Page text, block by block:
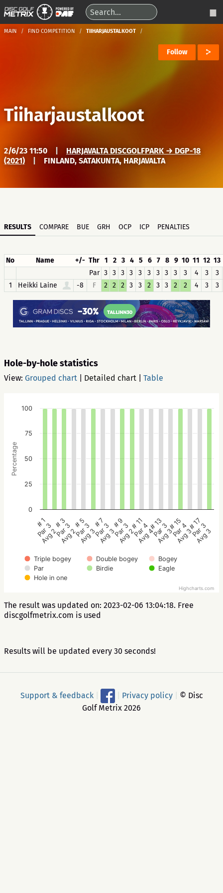
MAIN FIND COMPETITION TIIHARJAUSTALKOOT
Follow
Tiiharjaustalkoot
2/6/23 11:50
HARJAVALTA DISCGOLFPARK → DGP-18
(2021)
FINLAND, SATAKUNTA, HARJAVALTA
RESULTS COMPARE BUE GRH OCP ICP PENALTIES
No Name +/- Thr 1 2 3 4 5 6 7 8 9 10 11 12 13
Par 3 3 3 3 3 3 3 3 3 3 4 3
3
1
Heikki Laine -8 F 2 2 2 3 3 2 3 3 2 2 4 3 3
Hole-by-hole statistics
View: Grouped chart Detailed chart Table
Percentage
Triple bogey Double bogey
Bogey
Par
Birdie
Eagle
Hole in one
# 1
Par 3
Avg 2
# 3
Par 3
Avg 2
# 5
Par 3
Avg 3
# 7
Par 3
Avg 3
# 9
Par 3
Avg 2
# 11
Par 4
Avg 4
# 13
Par 3
Avg 3
# 15
Par 4
Avg 3
# 17
Par 3
Avg 3
0
25
50
75
100
Highcharts.com
The result was updated on: 2023-02-06 13:04:18. Free
discgolfmetrix.com is used
Results will be updated every 30 seconds!
Support & feedback Privacy policy
© Disc
Golf Metrix 2026